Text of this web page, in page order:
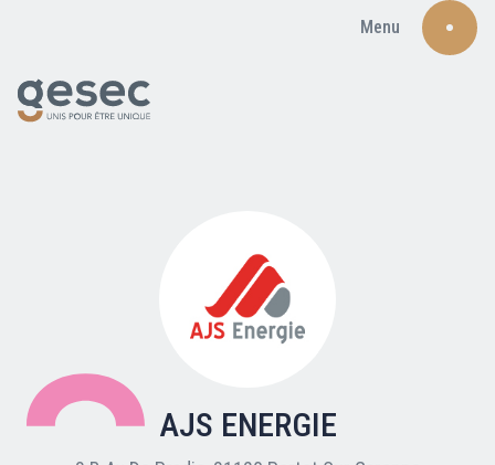
Menu
Nos adhérents AJS ENERGIE